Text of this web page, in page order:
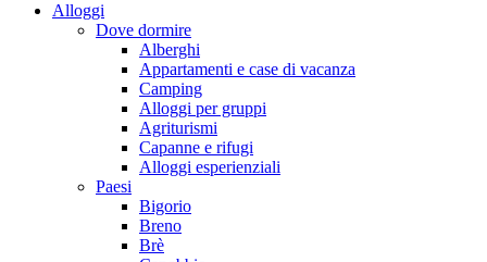
Alloggi
Dove dormire
Alberghi
Appartamenti e case di vacanza
Camping
Alloggi per gruppi
Agriturismi
Capanne e rifugi
Alloggi esperienziali
Paesi
Bigorio
Breno
Brè